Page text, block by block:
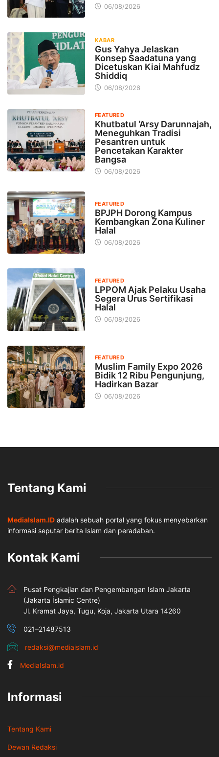
06/08/2026
KABAR
Gus Yahya Jelaskan
Konsep Saadatuna yang
Dicetuskan Kiai Mahfudz
Shiddiq
06/08/2026
FEATURED
Khutbatul ‘Arsy Darunnajah,
Meneguhkan Tradisi
Pesantren untuk
Pencetakan Karakter
Bangsa
06/08/2026
FEATURED
BPJPH Dorong Kampus
Kembangkan Zona Kuliner
Halal
06/08/2026
FEATURED
LPPOM Ajak Pelaku Usaha
Segera Urus Sertifikasi
Halal
06/08/2026
FEATURED
Muslim Family Expo 2026
Bidik 12 Ribu Pengunjung,
Hadirkan Bazar
06/08/2026
Tentang Kami
MediaIslam.ID adalah sebuah portal yang fokus menyebarkan
informasi seputar berita Islam dan peradaban.
Kontak Kami
Pusat Pengkajian dan Pengembangan Islam Jakarta
(Jakarta İslamic Centre)
Jl. Kramat Jaya, Tugu, Koja, Jakarta Utara 14260
021–21487513
redaksi@mediaislam.id
MediaIslam.id
Informasi
Tentang Kami
Dewan Redaksi